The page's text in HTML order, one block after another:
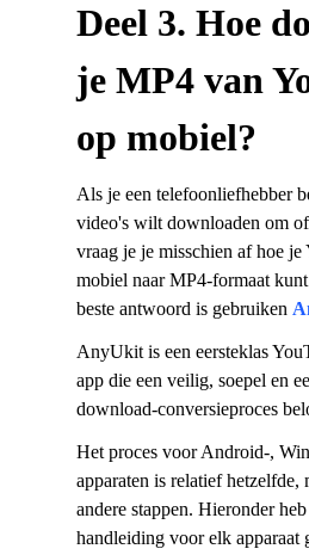
Deel 3. Hoe
je MP4 van
op mobiel?
Als je een telefoonliefhebber
video's wilt downloaden om
vraag je je misschien af ​​hoe
mobiel naar MP4-formaat
beste antwoord is gebruiken
AnyUkit is een eersteklas
app die een veilig, soepel en
download-conversieproces
Het proces voor Android-,
apparaten is relatief hetzelfde,
andere stappen. Hieronder
handleiding voor elk apparaat